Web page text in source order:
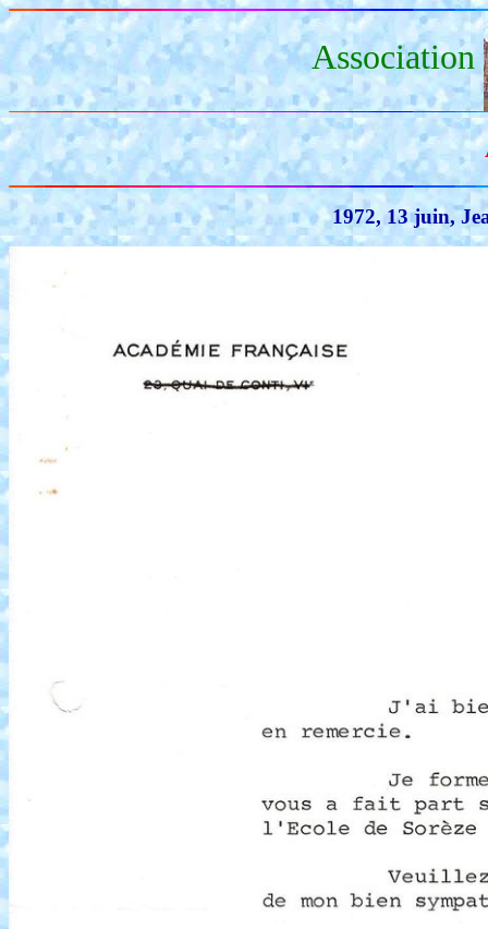
Association
1972, 13 juin,